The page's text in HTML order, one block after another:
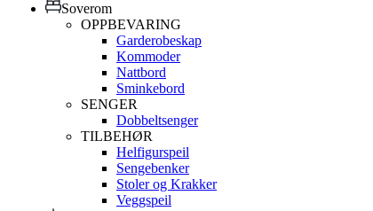
Soverom
OPPBEVARING
Garderobeskap
Kommoder
Nattbord
Sminkebord
SENGER
Dobbeltsenger
TILBEHØR
Helfigurspeil
Sengebenker
Stoler og Krakker
Veggspeil